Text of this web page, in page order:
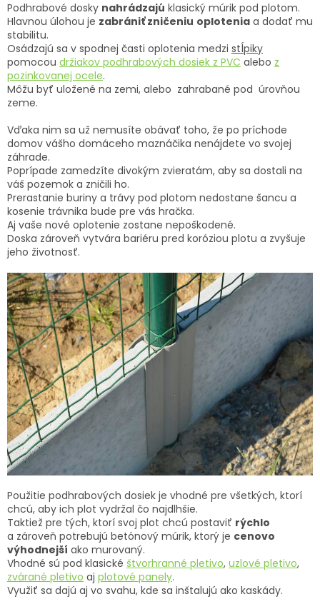
Podhrabové dosky nahrádzajú klasický múrik pod plotom.
Hlavnou úlohou je zabrániť zničeniu oplotenia a dodať mu
stabilitu.
Osádzajú sa v spodnej časti oplotenia medzi stĺpiky
pomocou držiakov podhrabových dosiek z PVC alebo z
pozinkovanej ocele.
Môžu byť uložené na zemi, alebo zahrabané pod úrovňou
zeme.
Vďaka nim sa už nemusíte obávať toho, že po príchode
domov vášho domáceho maznáčika nenájdete vo svojej
záhrade.
Poprípade zamedzíte divokým zvieratám, aby sa dostali na
váš pozemok a zničili ho.
Prerastanie buriny a trávy pod plotom nedostane šancu a
kosenie trávnika bude pre vás hračka.
Aj vaše nové oplotenie zostane nepoškodené.
Doska zároveň vytvára bariéru pred koróziou plotu a zvyšuje
jeho životnosť.
Použitie podhrabových dosiek je vhodné pre všetkých, ktorí
chcú, aby ich plot vydržal čo najdlhšie.
Taktiež pre tých, ktorí svoj plot chcú postaviť rýchlo
a zároveň potrebujú betónový múrik, ktorý je cenovo
výhodnejší ako murovaný.
Vhodné sú pod klasické štvorhranné pletivo, uzlové pletivo,
zvárané pletivo aj plotové panely.
Využiť sa dajú aj vo svahu, kde sa inštalujú ako kaskády.